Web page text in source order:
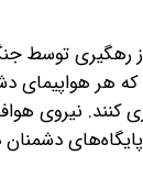
که هر هواپیمای
نیروی
دشمنان